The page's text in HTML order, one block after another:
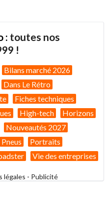
: toutes nos
!
Bilans marché 2026
Dans Le Rétro
Fiches techniques
High-tech
Horizons
Nouveautés 2027
Pneus
Portraits
Vie des entreprises
légales - Publicité